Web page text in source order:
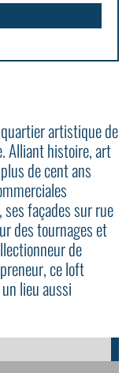
artistique de
Alliant histoire, art
de cent ans
façades sur rue
des tournages et
de
ce loft
lieu aussi